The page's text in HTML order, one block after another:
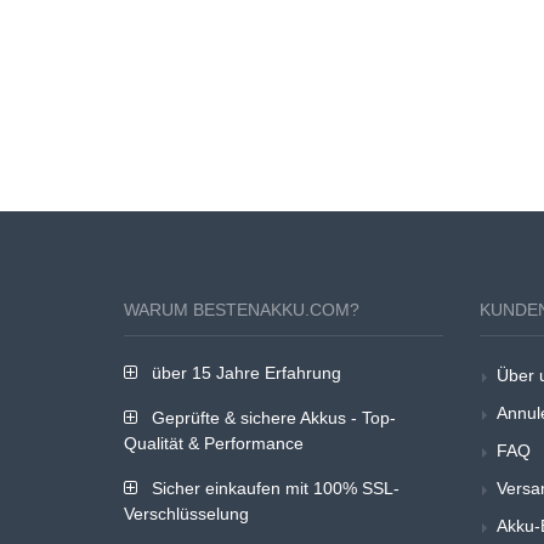
WARUM BESTENAKKU.COM?
über 15 Jahre Erfahrung
Geprüfte & sichere Akkus - Top-
Qualität & Performance
Sicher einkaufen mit 100% SSL-
Verschlüsselung
Über
FAQ
Akku-